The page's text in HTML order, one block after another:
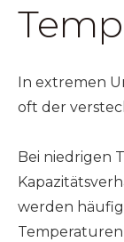
In extremen
oft der
Bei niedrigen
werden